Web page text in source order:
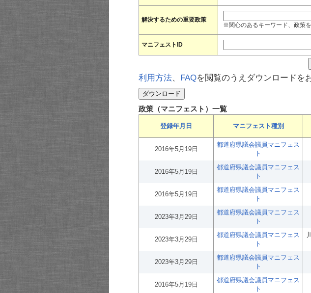
解決するための重要政策
※関心のあるキーワード、政策を
マニフェストID
利用方法、 FAQを閲覧のうえダウンロードを
政策（マニフェスト）一覧
登録年月日 マニフェスト種別
2016年5月19日
都道府県議会議員マニフェス
ト
2016年5月19日
都道府県議会議員マニフェス
ト
2016年5月19日
都道府県議会議員マニフェス
ト
2023年3月29日
都道府県議会議員マニフェス
ト
2023年3月29日
都道府県議会議員マニフェス
ト
2023年3月29日
都道府県議会議員マニフェス
ト
2016年5月19日
都道府県議会議員マニフェス
ト